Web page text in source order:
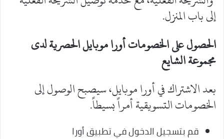
إلى باب المنزل.
الحصول على الخصومات أورا موبايل الحصرية لدى
مجموعة الشايع
بعد الاشتراك في أورا موبايل، سيصبح الوصول إلى
الخصومات التسويقية أمراً بسيطاً.
قم بتسجيل الدخول في تطبيق أورا